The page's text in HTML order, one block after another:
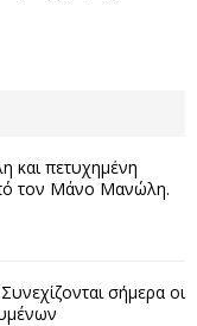
και πετυχημένη
τον Μάνο Μανώλη.
σήμερα οι